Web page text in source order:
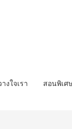
งใจเรา สอนพิเศ